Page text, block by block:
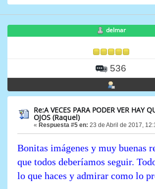
delmar
536
Re:A VECES PARA PODER VER HAY
OJOS (Raquel)
« Respuesta #5 en: 23 de Abril de 2017,
Bonitas imágenes y muy buenas
que todos deberíamos seguir.
lo que haces y admirar como lo